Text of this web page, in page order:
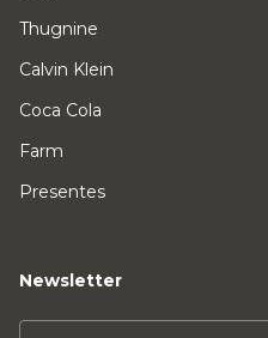
Thugnine
Calvin Klein
Coca Cola
Farm
Presentes
Newsletter